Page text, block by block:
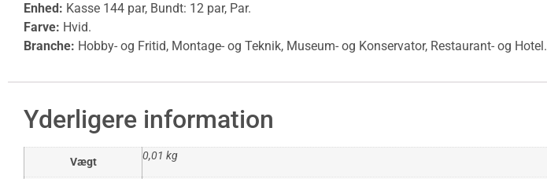
Enhed: Kasse 144 par, Bundt: 12 par, Par.
Farve: Hvid.
Branche: Hobby- og Fritid, Montage- og Teknik, Museum- og Konservator, Restaurant- og Hotel.
Yderligere information
Vægt 0,01 kg